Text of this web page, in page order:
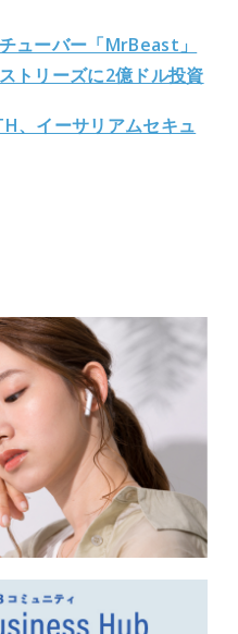
ューバー「MrBeast」
トリーズに2億ドル投資
、イーサリアムセキュ